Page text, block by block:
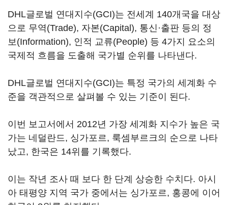
DHL글로벌 연대지수(GCI)는 전세계 140개국을 대상
으로 무역(Trade), 자본(Capital), 통신·출판 등의 정
보(Information), 인적 교류(People) 등 4가지 요소의
국제적 흐름을 도출해 국가별 순위를 나타낸다.
DHL글로벌 연대지수(GCI)는 특정 국가의 세계화 수
준을 객관적으로 살펴볼 수 있는 기준이 된다.
이번 보고서에서 2012년 가장 세계화 지수가 높은 국
가는 네덜란드, 싱가포르, 룩셈부르크의 순으로 나타
났고, 한국은 14위를 기록했다.
이는 작년 조사 때 보다 한 단계 상승한 수치다. 아시
아 태평양 지역 국가 중에서는 싱가포르, 홍콩에 이어